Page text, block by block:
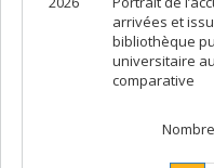
arrivées et
bibliothèque
universitaire
comparative